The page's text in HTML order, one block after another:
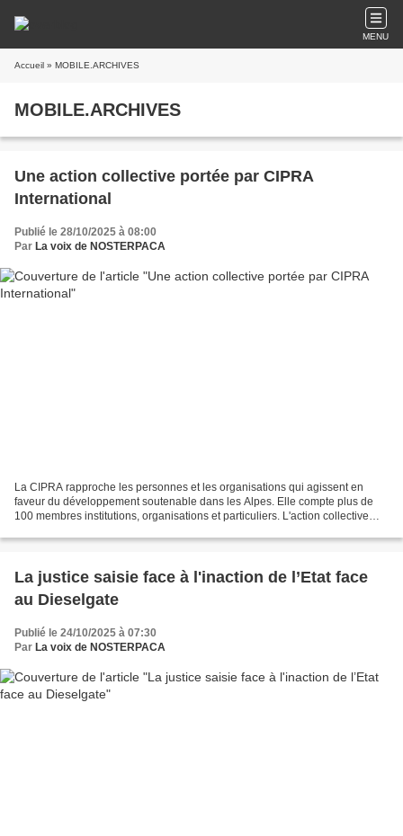
MENU
Accueil » MOBILE.ARCHIVES
MOBILE.ARCHIVES
Une action collective portée par CIPRA
International
Publié le 28/10/2025 à 08:00
Par La voix de NOSTERPACA
La CIPRA rapproche les personnes et les organisations qui agissent en
faveur du développement soutenable dans les Alpes. Elle compte plus de
100 membres institutions, organisations et particuliers. L'action collective
La justice saisie face à l'inaction de l’Etat face
au Dieselgate
Publié le 24/10/2025 à 07:30
Par La voix de NOSTERPACA